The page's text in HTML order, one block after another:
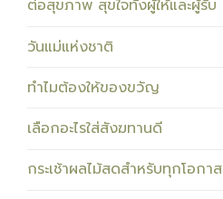
ต่อสุขภาพ สุขใจทั้งผู้ให้และผู้รับ
วันแม่แห่งชาติ
ทำไมต้องให้ของขวัญ
เลือกอะไรใส่สังฆทานดี
กระเช้าผลไม้สดสำหรับทุกโอกาส